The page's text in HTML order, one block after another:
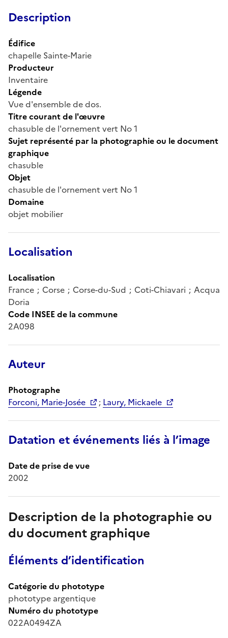
Description
Édifice
chapelle Sainte-Marie
Producteur
Inventaire
Légende
Vue d'ensemble de dos.
Titre courant de l'œuvre
chasuble de l'ornement vert No 1
Sujet représenté par la photographie ou le document
graphique
chasuble
Objet
chasuble de l'ornement vert No 1
Domaine
objet mobilier
Localisation
Localisation
France ; Corse ; Corse-du-Sud ; Coti-Chiavari ; Acqua
Doria
Code INSEE de la commune
2A098
Auteur
Photographe
Forconi, Marie-Josée
; Laury, Mickaele
Datation et événements liés à l’image
Date de prise de vue
2002
Description de la photographie ou
du document graphique
Éléments d’identification
Catégorie du phototype
phototype argentique
Numéro du phototype
022A0494ZA